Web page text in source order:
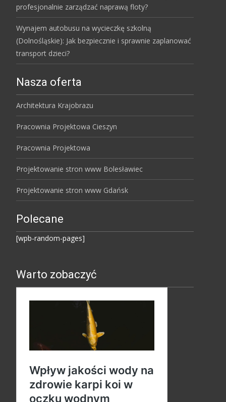
profesjonalnie zarządzać naprawą floty?
Wynajem autobusu na wycieczkę szkolną
(Dolnośląskie): Jak bezpiecznie i sprawnie zaplanować
transport dzieci?
Nasza oferta
Architektura Krajobrazu
Pracownia Projektowa Cieszyn
Pracownia Projektowa
Projektowanie stron www Bolesławiec
Projektowanie stron www Gdańsk
Polecane
[wpb-random-pages]
Warto zobaczyć